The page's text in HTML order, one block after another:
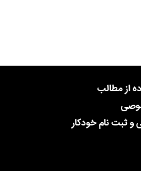
از مطالب
و ثبت نام خودکار